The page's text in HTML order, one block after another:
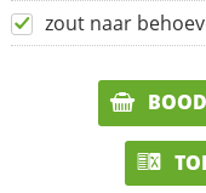
zout naar